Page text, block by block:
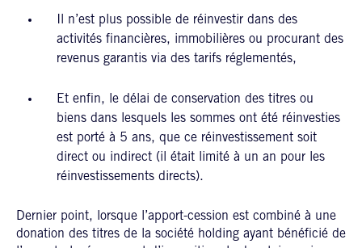
Il n’est plus possible de réinvestir dans des
activités financières, immobilières ou procurant des
revenus garantis via des tarifs réglementés,
Et enfin, le délai de conservation des titres ou
biens dans lesquels les sommes ont été réinvesties
est porté à 5 ans, que ce réinvestissement soit
direct ou indirect (il était limité à un an pour les
réinvestissements directs).
Dernier point, lorsque l’apport-cession est combiné à une
donation des titres de la société holding ayant bénéficié de